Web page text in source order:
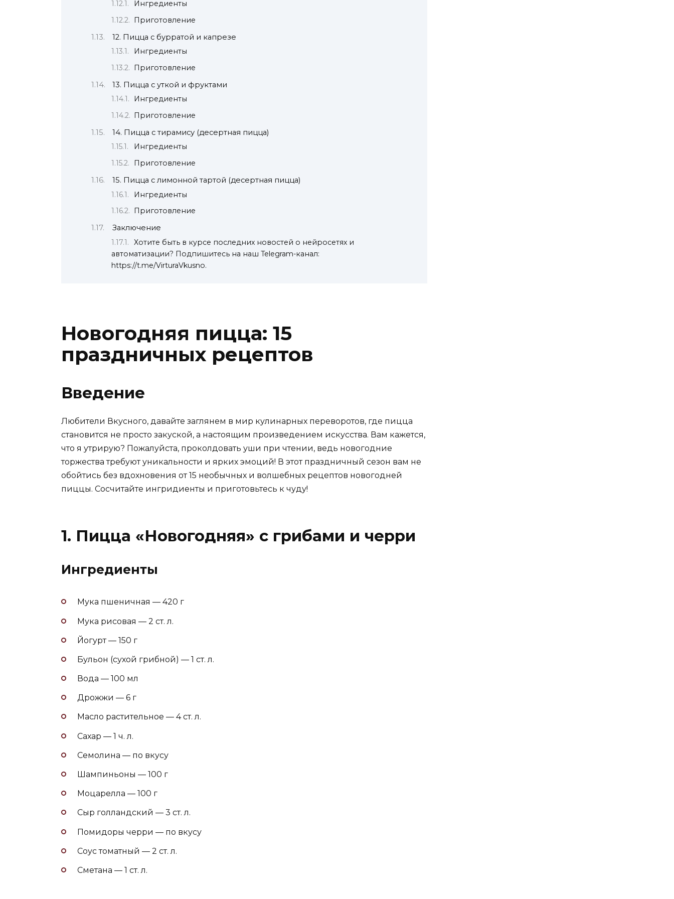
Ингредиенты
Приготовление
12. Пицца с бурратой и капрезе
Ингредиенты
Приготовление
13. Пицца с уткой и фруктами
Ингредиенты
Приготовление
14. Пицца с тирамису (десертная пицца)
Ингредиенты
Приготовление
15. Пицца с лимонной тартой (десертная пицца)
Ингредиенты
Приготовление
Заключение
Хотите быть в курсе последних новостей о нейросетях и
автоматизации? Подпишитесь на наш Telegram-канал:
https://t.me/VirturaVkusno.
Новогодняя пицца: 15
праздничных рецептов
Введение
Любители Вкусного, давайте заглянем в мир кулинарных переворотов, где пицца
становится не просто закуской, а настоящим произведением искусства. Вам кажется,
что я утрирую? Пожалуйста, проколдовать уши при чтении, ведь новогодние
торжества требуют уникальности и ярких эмоций! В этот праздничный сезон вам не
обойтись без вдохновения от 15 необычных и волшебных рецептов новогодней
пиццы. Сосчитайте ингридиенты и приготовьтесь к чуду!
1. Пицца «Новогодняя» с грибами и черри
Ингредиенты
Мука пшеничная — 420 г
Мука рисовая — 2 ст. л.
Йогурт — 150 г
Бульон (сухой грибной) — 1 ст. л.
Вода — 100 мл
Дрожжи — 6 г
Масло растительное — 4 ст. л.
Сахар — 1 ч. л.
Семолина — по вкусу
Шампиньоны — 100 г
Моцарелла — 100 г
Сыр голландский — 3 ст. л.
Помидоры черри — по вкусу
Соус томатный — 2 ст. л.
Сметана — 1 ст. л.